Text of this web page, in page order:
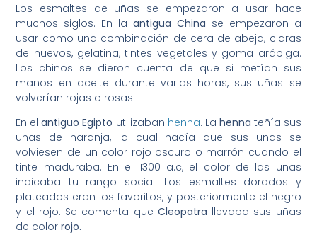
Los esmaltes de uñas se empezaron a usar hace
muchos siglos. En la antigua China se empezaron a
usar como una combinación de cera de abeja, claras
de huevos, gelatina, tintes vegetales y goma arábiga.
Los chinos se dieron cuenta de que si metían sus
manos en aceite durante varias horas, sus uñas se
volverían rojas o rosas.
En elantiguo Egipto utilizaban henna. La henna teñía sus
uñas de naranja, la cual hacía que sus uñas se
volviesen de un color rojo oscuro o marrón cuando el
tinte maduraba. En el 1300 a.c, el color de las uñas
indicaba tu rango social. Los esmaltes dorados y
plateados eran los favoritos, y posteriormente el negro
y el rojo. Se comenta que Cleopatra llevaba sus uñas
de colorrojo.